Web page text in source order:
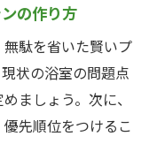
の作り方
駄を省いた賢いプ
状の浴室の問題点
ましょう。次に、
先順位をつけるこ